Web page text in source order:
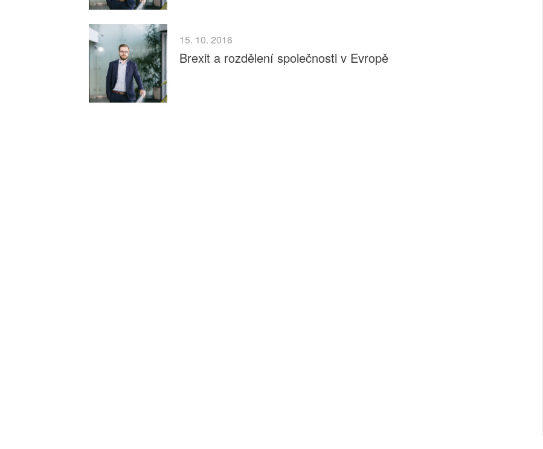
15. 10. 2016
Brexit a rozdělení společnosti v Evropě